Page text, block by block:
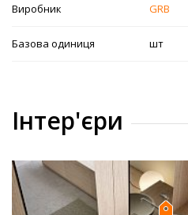
Виробник GRB
Базова одиниця шт
Інтер'єри